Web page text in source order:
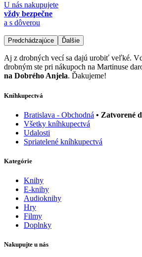
U nás nakupujete
vždy bezpečne
a s dôverou
Predchádzajúce Ďalšie
Aj z drobných vecí sa dajú urobiť veľké.
drobným ste pri nákupoch na Martinuse
na Dobrého Anjela. Ďakujeme!
Kníhkupectvá
Bratislava - Obchodná • Zatvorené
Všetky kníhkupectvá
Udalosti
Spriatelené kníhkupectvá
Kategórie
Knihy
E-knihy
Audioknihy
Hry
Filmy
Doplnky
Nakupujte u nás